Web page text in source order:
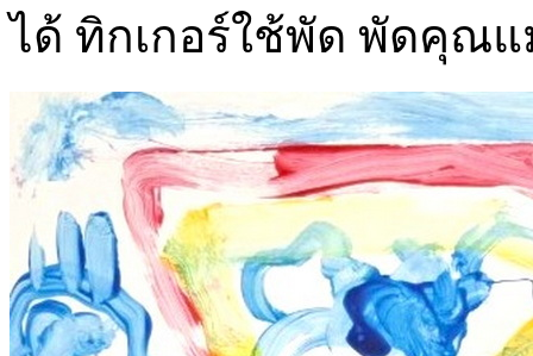
ได้ ทิกเกอร์ใช้พัด พัดคุณแ